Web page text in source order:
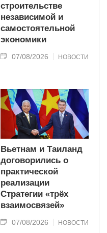
строительстве
независимой и
самостоятельной
экономики
07/08/2026 НОВОСТИ
Вьетнам и Таиланд
договорились о
практической
реализации
Стратегии «трёх
взаимосвязей»
07/08/2026 НОВОСТИ